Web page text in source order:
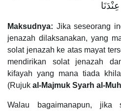
عِنْدَنَا
Maksudnya: Jika seseorang
jenazah dilaksanakan, yang
solat jenazah ke atas mayat
mendirikan solat jenazah
kifayah yang mana tiada
(Rujuk al-Majmuk Syarh al-
Walau bagaimanapun, jika